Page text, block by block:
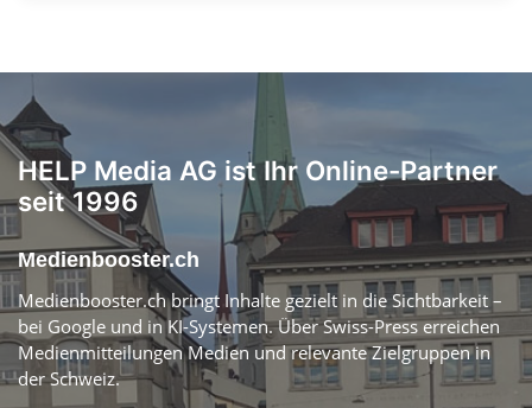
HELP Media AG ist Ihr Online-Partner
seit 1996
Medienbooster.ch
Medienbooster.ch bringt Inhalte gezielt in die Sichtbarkeit –
bei Google und in KI-Systemen. Über Swiss-Press erreichen
Medienmitteilungen Medien und relevante Zielgruppen in
der Schweiz.